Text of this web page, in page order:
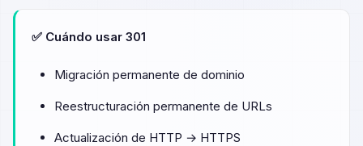
✅ Cuándo usar 301
Migración permanente de dominio
Reestructuración permanente de URLs
Actualización de HTTP → HTTPS